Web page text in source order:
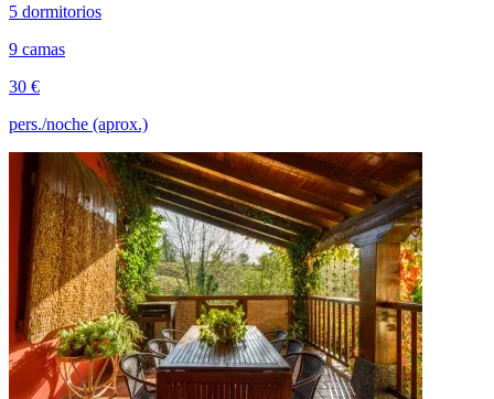
5 dormitorios
9 camas
30 €
pers./noche (aprox.)